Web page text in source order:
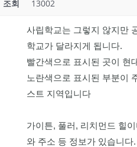
조회 13002
사립학교는 그렇지 않지만
학교가 달라지게 됩니다.
빨간색으로 표시된 곳이 현
노란색으로 표시된 부분이
스트 지역입니다
가이튼, 풀러, 리치먼드 힐
와 주소 등 정보가 있습니다.